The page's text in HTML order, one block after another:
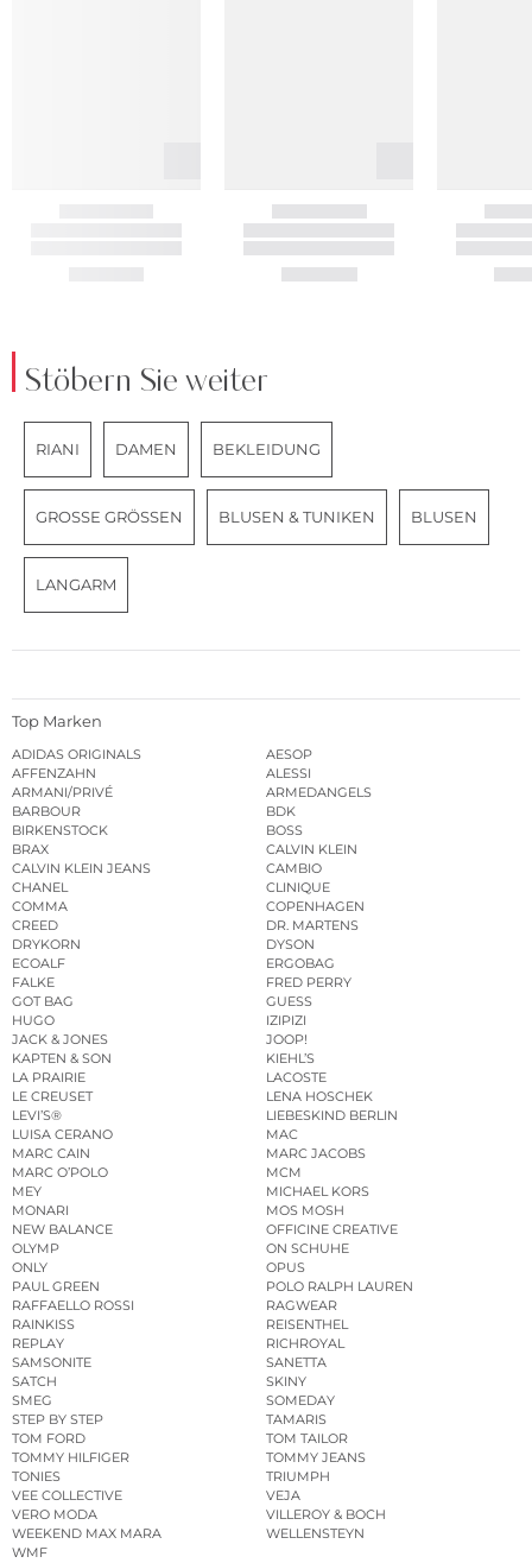
Stöbern Sie weiter
RIANI DAMEN BEKLEIDUNG
GROSSE GRÖSSEN BLUSEN & TUNIKEN BLUSEN
LANGARM
Top Marken
ADIDAS ORIGINALS
AESOP
AFFENZAHN
ALESSI
ARMANI/PRIVÉ
ARMEDANGELS
BARBOUR
BDK
BIRKENSTOCK
BOSS
BRAX
CALVIN KLEIN
CALVIN KLEIN JEANS
CAMBIO
CHANEL
CLINIQUE
COMMA
COPENHAGEN
CREED
DR. MARTENS
DRYKORN
DYSON
ECOALF
ERGOBAG
FALKE
FRED PERRY
GOT BAG
GUESS
HUGO
IZIPIZI
JACK & JONES
JOOP!
KAPTEN & SON
KIEHL’S
LA PRAIRIE
LACOSTE
LE CREUSET
LENA HOSCHEK
LEVI’S®
LIEBESKIND BERLIN
LUISA CERANO
MAC
MARC CAIN
MARC JACOBS
MARC O’POLO
MCM
MEY
MICHAEL KORS
MONARI
MOS MOSH
NEW BALANCE
OFFICINE CREATIVE
OLYMP
ON SCHUHE
ONLY
OPUS
PAUL GREEN
POLO RALPH LAUREN
RAFFAELLO ROSSI
RAGWEAR
RAINKISS
REISENTHEL
REPLAY
RICHROYAL
SAMSONITE
SANETTA
SATCH
SKINY
SMEG
SOMEDAY
STEP BY STEP
TAMARIS
TOM FORD
TOM TAILOR
TOMMY HILFIGER
TOMMY JEANS
TONIES
TRIUMPH
VEE COLLECTIVE
VEJA
VERO MODA
VILLEROY & BOCH
WEEKEND MAX MARA
WELLENSTEYN
WMF